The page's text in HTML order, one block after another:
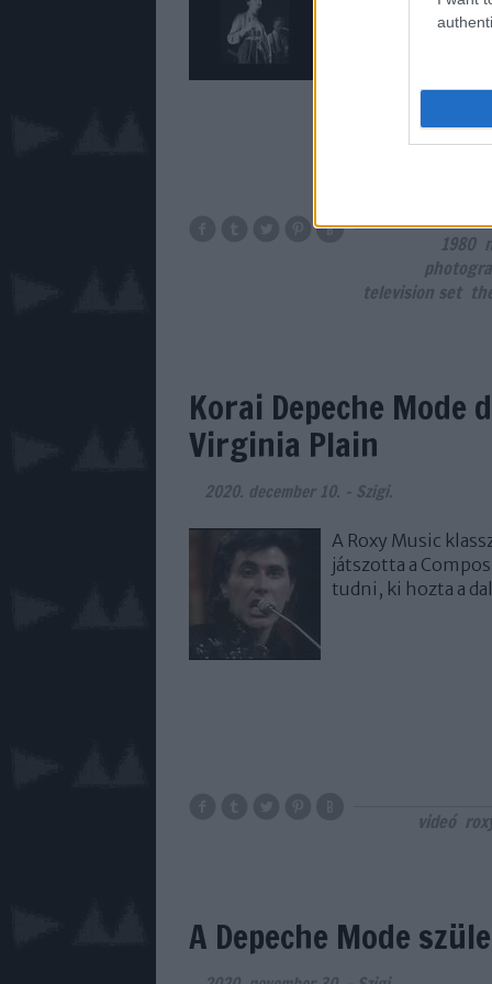
londoni
minimum 11-
1980
television set
Korai Depeche Mode
Virginia Plain
2020. december 10. - Szigi.
A Roxy Music
játszotta a
tudni, ki hozta a
videó
A Depeche Mode